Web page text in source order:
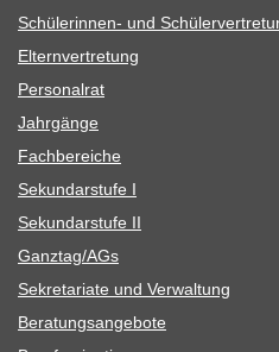
Schü­le­rin­nen- und
Eltern­ver­tre­tung
Per­so­nal­rat
Jahr­gänge
Fach­be­rei­che
Sekun­dar­stufe I
Sekun­dar­stufe II
Ganztag/​​AGs
Sekre­ta­riate und Verwaltung
Bera­tungs­an­ge­bote